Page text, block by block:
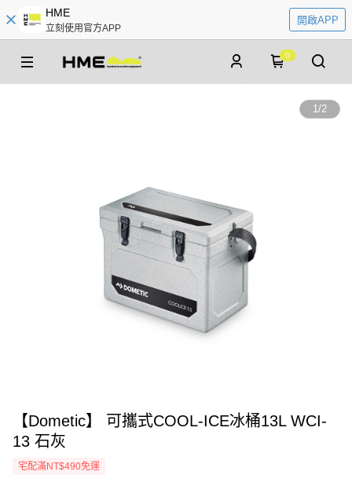
HME
立刻使用官方APP
開啟APP
0
1/2
【Dometic】 可攜式COOL-ICE冰桶13L WCI-
13 石灰
宅配滿NT$490免運